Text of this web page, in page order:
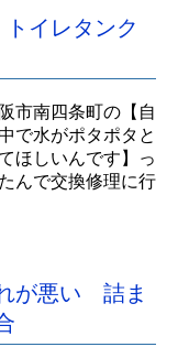
トイレタンク
市南四条町の【自
で水がポタポタと
ほしいんです】っ
んで交換修理に行
が悪い 詰ま